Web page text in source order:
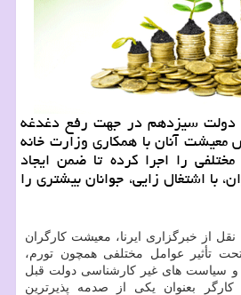
دولت سیزدهم در جهت رفع دغدغه
معیشت آنان با همکاری وزارت خانه
مختلفی را اجرا کرده تا ضمن ایجاد
با اشتغال زایی، جوانان بیشتری را
از خبرگزاری ایرنا، معیشت کارگران
تأثیر عوامل مختلفی همچون تورم،
و سیاست های غیر کارشناسی دولت قبل
بعنوان یکی از صدمه پذیرترین